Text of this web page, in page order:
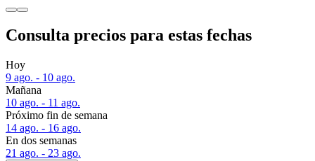
Consulta precios para estas fechas
Hoy
9 ago. - 10 ago.
Mañana
10 ago. - 11 ago.
Próximo fin de semana
14 ago. - 16 ago.
En dos semanas
21 ago. - 23 ago.